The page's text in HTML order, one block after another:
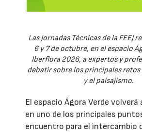
Las Jornadas Técnicas de la FEEJ
6 y 7 de octubre, en el espacio
Iberflora 2026, a expertos y
debatir sobre los principales retos
y el paisajismo.
El espacio Ágora Verde
en uno de los principales
encuentro para el intercambio